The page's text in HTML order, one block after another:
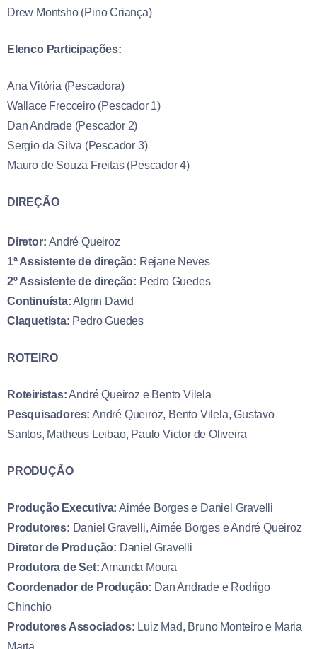
Drew Montsho (Pino Criança)
Elenco Participações:
Ana Vitória (Pescadora)
Wallace Frecceiro (Pescador 1)
Dan Andrade (Pescador 2)
Sergio da Silva (Pescador 3)
Mauro de Souza Freitas (Pescador 4)
DIREÇÃO
Diretor:André Queiroz
1ª Assistente de direção: Rejane Neves
2º Assistente de direção: Pedro Guedes
Continuísta:Algrin David
Claquetista: Pedro Guedes
ROTEIRO
Roteiristas:André Queiroz e Bento Vilela
Pesquisadores: André Queiroz, Bento Vilela, Gustavo
Santos, Matheus Leibao, Paulo Victor de Oliveira
PRODUÇÃO
Produção Executiva: Aimée Borges e Daniel Gravelli
Produtores: Daniel Gravelli, Aimée Borges e André Queiroz
Diretor de Produção: Daniel Gravelli
Produtora de Set:Amanda Moura
Coordenador de Produção: Dan Andrade e Rodrigo
Chinchio
Produtores Associados: Luiz Mad, Bruno Monteiro e Maria
Marta